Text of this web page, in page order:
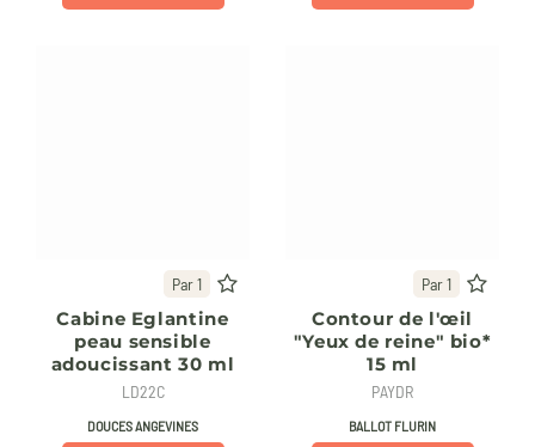
Par 1
Cabine Eglantine
peau sensible
adoucissant 30 ml
LD22C
DOUCES ANGEVINES
Par 1
Contour de l'œil
"Yeux de reine" bio*
15 ml
PAYDR
BALLOT FLURIN